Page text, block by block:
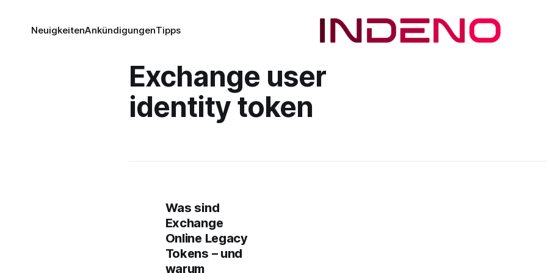
NeuigkeitenAnkündigungenTipps
Exchange user
identity token
Was sind
Exchange
Online Legacy
Tokens – und
warum